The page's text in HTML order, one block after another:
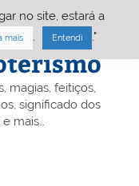
magias, feitiços,
significado dos
mais…
no site, estará a
mais Entendi ."